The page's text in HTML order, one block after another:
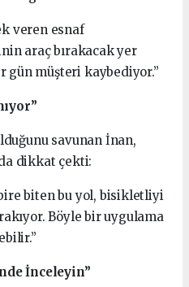
veren esnaf
araç bırakacak yer
gün müşteri kaybediyor.”
savunan İnan,
da dikkat çekti:
biten bu yol, bisikletliyi
Böyle bir uygulama
İnceleyin”